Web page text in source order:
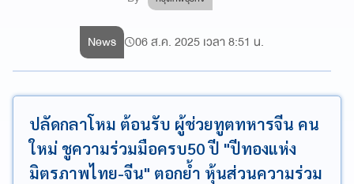
News 06 ส.ค. 2025 เวลา 8:51 น.
ปลัดกลาโหม ต้อนรับ ผู้ช่วยทูตทหารจีน คน
ใหม่ ชูความร่วมมือครบ50 ปี "ปีทองแห่ง
มิตรภาพไทย-จีน" ตอกย้ำ หุ้นส่วนความร่วม